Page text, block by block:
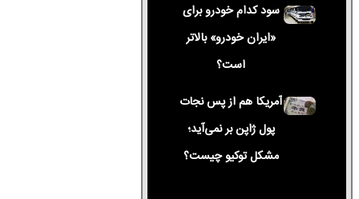
سود کدام خودرو برای
«ایران خودرو» بالاتر
است؟
آمریکا هم از پس نجات
پول ژاپن بر نمی‌آید؛
مشکل توکیو چیست؟